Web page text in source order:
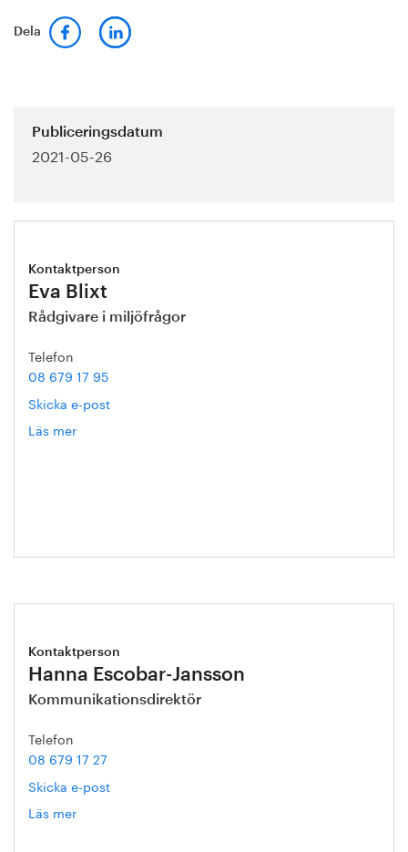
Dela
Publiceringsdatum
2021-05-26
Kontaktperson
Eva Blixt
Rådgivare i miljöfrågor
Telefon
08 679 17 95
Skicka e-post
Läs mer
Kontaktperson
Hanna Escobar-Jansson
Kommunikationsdirektör
Telefon
08 679 17 27
Skicka e-post
Läs mer